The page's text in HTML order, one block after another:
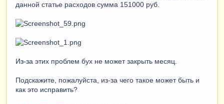
данной статье расходов сумма 151000 руб.
Из-за этих проблем бух не может закрыть месяц.
Подскажите, пожалуйста, из-за чего такое может быть и
как это исправить?